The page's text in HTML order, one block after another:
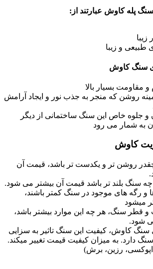
پله کاوش عبارتند از:
زیبا
طبیعی و زیبا
سنگ کاوش
و مقاومت بسیار بالا
روشن که منجر به جذب نور و ایجاد آرامش
و جلوه خاص این سنگ ساختمانی از دیگر
به شمار می رود
کاوش
روشن تر و یکدست تر باشد، قیمت آن
چه سنگ بلند تر باشد قیمت آن بیشتر می شود.
و رگه های موجود در سنگ کمتر باشند،
میشود
قطر سنگ، هر چه این موارد بیشتر باشد،
شود.
سنگ کاوش، کیفیت این سنگ تاثیر به سزایی
دارد. به میزان کیفیت قیمت تغییر میکند.
رزین، برش)